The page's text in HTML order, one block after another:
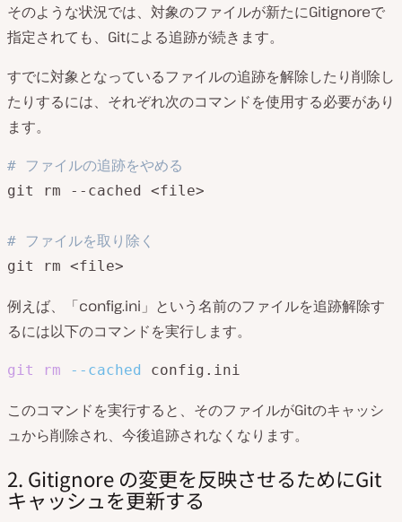
そのような状況では、対象のファイルが新たにGitignoreで
指定されても、Gitによる追跡が続きます。
すでに対象となっているファイルの追跡を解除したり削除し
たりするには、それぞれ次のコマンドを使用する必要があり
ます。
# ファイルの追跡をやめる
git rm --cached <file>
# ファイルを取り除く
git rm <file>
例えば、「config.ini」という名前のファイルを追跡解除す
るには以下のコマンドを実行します。
git rm --cached config.ini
このコマンドを実行すると、そのファイルがGitのキャッシ
ュから削除され、今後追跡されなくなります。
2. Gitignore の変更を反映させるためにGit
キャッシュを更新する